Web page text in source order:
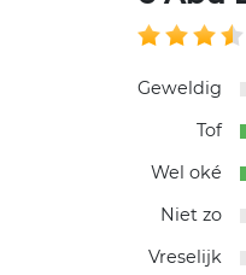
Geweldig
Tof
Wel oké
Niet zo
Vreselijk